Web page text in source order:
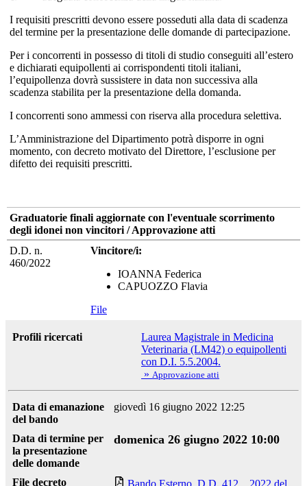
I requisiti prescritti devono essere posseduti alla data di scadenza
del termine per la presentazione delle domande di partecipazione.
Per i concorrenti in possesso di titoli di studio conseguiti all’estero
e dichiarati equipollenti ai corrispondenti titoli italiani,
l’equipollenza dovrà sussistere in data non successiva alla
scadenza stabilita per la presentazione della domanda.
I concorrenti sono ammessi con riserva alla procedura selettiva.
L’Amministrazione del Dipartimento potrà disporre in ogni
momento, con decreto motivato del Direttore, l’esclusione per
difetto dei requisiti prescritti.
Graduatorie finali aggiornate con l'eventuale scorrimento
degli idonei non vincitori / Approvazione atti
D.D. n.
460/2022
Vincitore/i:
IOANNA Federica
CAPUOZZO Flavia
File
Profili ricercati
Laurea Magistrale in Medicina
Veterinaria (LM42) o equipollenti
con D.I. 5.5.2004.
» Approvazione atti
Data di emanazione
del bando
giovedì 16 giugno 2022 12:25
Data di termine per
la presentazione
delle domande
domenica 26 giugno 2022 10:00
File decreto
Bando Esterno_D.D. 412__2022 del